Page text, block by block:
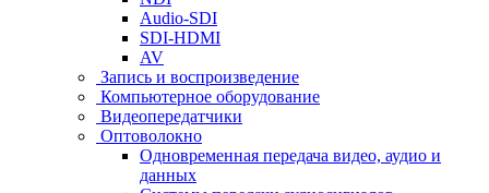
Audio-SDI
SDI-HDMI
AV
Запись и воспроизведение
Компьютерное оборудование
Видеопередатчики
Оптоволокно
Одновременная передача видео, аудио и
данных